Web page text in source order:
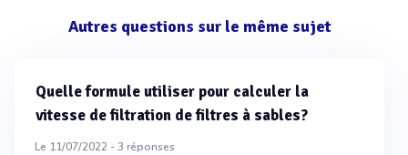
Autres questions sur le même sujet
Quelle formule utiliser pour calculer la
vitesse de filtration de filtres à sables?
Le 11/07/2022 -3 réponses